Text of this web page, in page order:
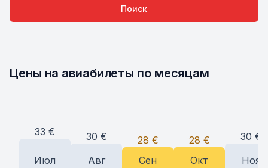
Поиск
Цены на авиабилеты по месяцам
33 €
Июл
30 €
Авг
28 €
Сен
28 €
Окт
30 €
Ноя